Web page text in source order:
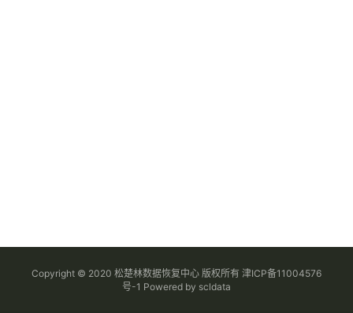
Copyright © 2020 松楚林数据恢复中心 版权所有 津ICP备11004576
号-1 Powered by scldata